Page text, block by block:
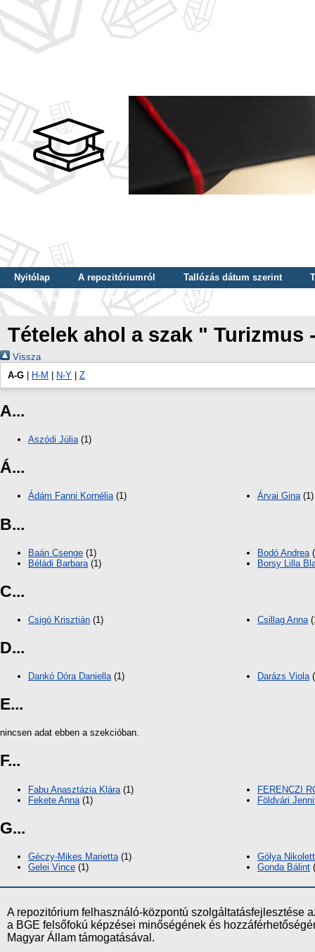
Nyitólap A repozitóriumról Tallózás dátum szerint
Tallózás szerző szerint
Tallózás nyelv szerint
Tételek ahol a szak " Turizmus
Vissza
A-G
H-M N-Y Z
A...
Aszódi Júlia(1)
Á...
Ádám Fanni Kornélia(1) Árvai Gina(1)
B...
Baán Csenge (1)
Béládi Barbara (1)
Bodó Andrea
Borsy Lilla
C...
Csigó Krisztián (1) Csillag Anna
D...
Dankó Dóra Daniella(1) Darázs Viola
E...
nincsen adat ebben a szekcióban.
F...
Fabu Anasztázia Klára (1)
Fekete Anna (1)
FERENCZI
Földvári
G...
Géczy-Mikes Marietta (1)
Gelei Vince (1)
Gólya
Gonda Bálint
A repozitórium felhasználó-központú szolgáltatásfejlesztése
a BGE felsőfokú képzései minőségének és
Magyar Állam támogatásával.